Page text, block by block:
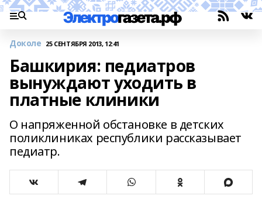
Доколе 25 СЕНТЯБРЯ 2013, 12:41
Башкирия: педиатров
вынуждают уходить в
платные клиники
О напряженной обстановке в детских
поликлиниках республики рассказывает
педиатр.